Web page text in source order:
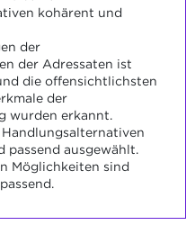
kohärent und
der
der Adressaten ist
die offensichtlichsten
der
wurden erkannt.
passend ausgewählt.
Möglichkeiten sind